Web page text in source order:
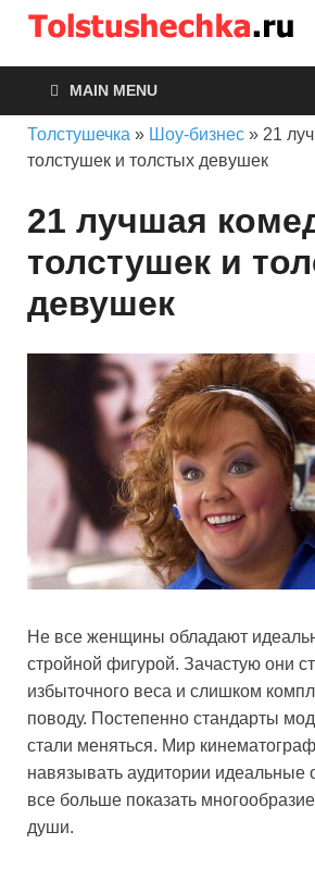
MAIN MENU
Толстушечка » Шоу-бизнес » 21
толстушек и толстых девушек
21 лучшая
толстушек и
девушек
Не все женщины обладают
стройной фигурой. Зачастую они
избыточного веса и слишком
поводу. Постепенно стандарты
стали меняться. Мир
навязывать аудитории идеальные
все больше показать
души.